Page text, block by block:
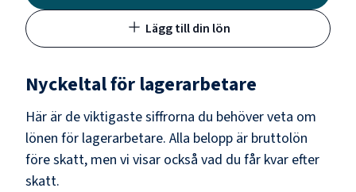
Lägg till din lön
Nyckeltal för lagerarbetare
Här är de viktigaste siffrorna du behöver veta om
lönen för lagerarbetare. Alla belopp är bruttolön
före skatt, men vi visar också vad du får kvar efter
skatt.